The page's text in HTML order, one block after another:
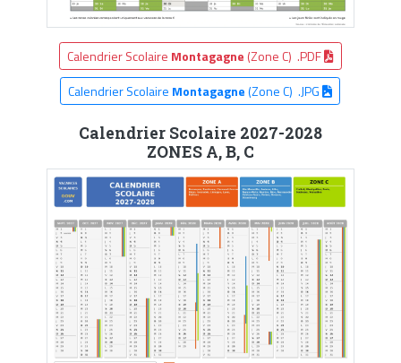
Calendrier Scolaire Montagagne (Zone C) .PDF
Calendrier Scolaire Montagagne(Zone C) .JPG
Calendrier Scolaire 2027-2028
ZONES A, B, C